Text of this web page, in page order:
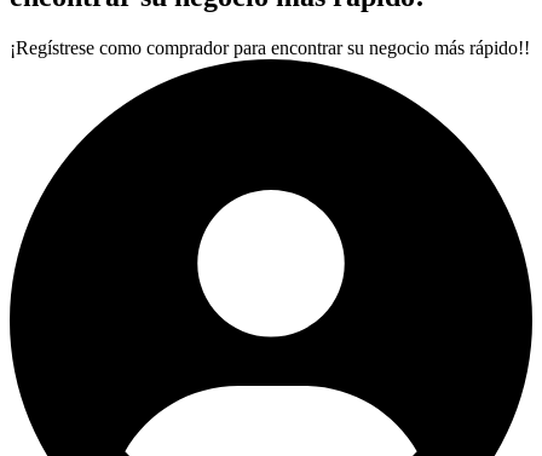
¡Regístrese como comprador para encontrar su negocio más rápido!!